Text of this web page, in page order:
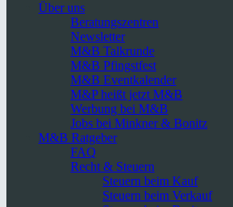
Über uns
Beratungszentren
Newsletter
M&B Talkrunde
M&B Pfingstfest
M&B Eventkalender
M&P heißt jetzt M&B
Werbung bei M&B
Jobs bei Minkner & Bonitz
M&B Ratgeber
FAQ
Recht & Steuern
Steuern beim Kauf
Steuern beim Verkauf